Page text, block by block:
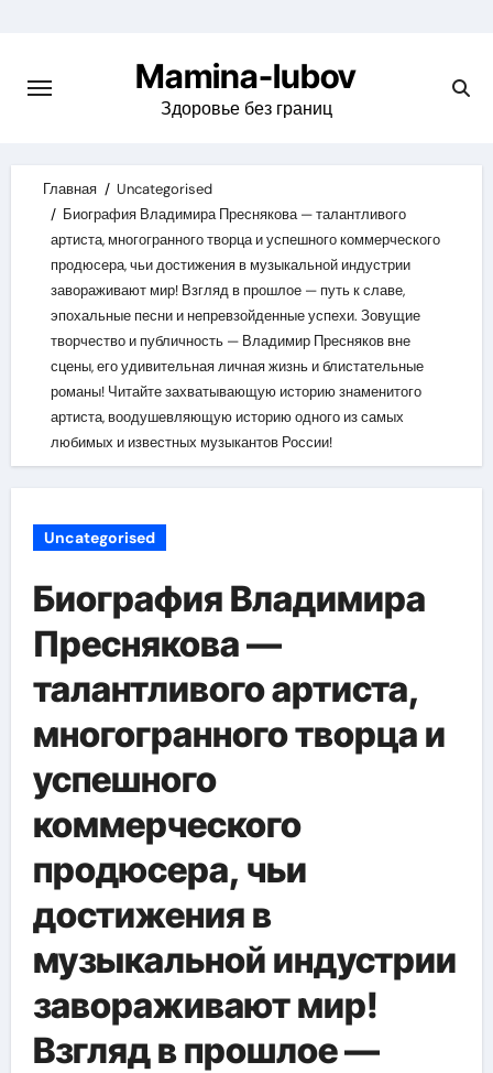
content
Mamina-lubov
Здоровье без границ
Главная
Uncategorised
Биография Владимира Преснякова — талантливого
артиста, многогранного творца и успешного коммерческого
продюсера, чьи достижения в музыкальной индустрии
завораживают мир! Взгляд в прошлое — путь к славе,
эпохальные песни и непревзойденные успехи. Зовущие
творчество и публичность — Владимир Пресняков вне
сцены, его удивительная личная жизнь и блистательные
романы! Читайте захватывающую историю знаменитого
артиста, воодушевляющую историю одного из самых
любимых и известных музыкантов России!
Uncategorised
Биография Владимира
Преснякова —
талантливого артиста,
многогранного творца и
успешного
коммерческого
продюсера, чьи
достижения в
музыкальной индустрии
завораживают мир!
Взгляд в прошлое —